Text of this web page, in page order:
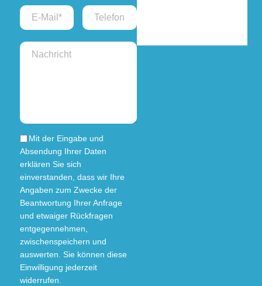
Mit der Eingabe und
Absendung Ihrer Daten
erklären Sie sich
einverstanden, dass wir Ihre
Angaben zum Zwecke der
Beantwortung Ihrer Anfrage
und etwaiger Rückfragen
entgegennehmen,
zwischenspeichern und
auswerten. Sie können diese
Einwilligung jederzeit
widerrufen.
Freitag: